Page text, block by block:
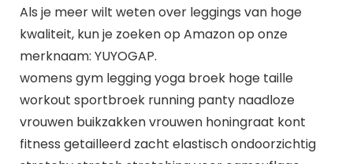
Als je meer wilt weten over leggings van hoge
kwaliteit, kun je zoeken op Amazon op onze
merknaam: YUYOGAP.
womens gym legging yoga broek hoge taille
workout sportbroek running panty naadloze
vrouwen buikzakken vrouwen honingraat kont
fitness getailleerd zacht elastisch ondoorzichtig